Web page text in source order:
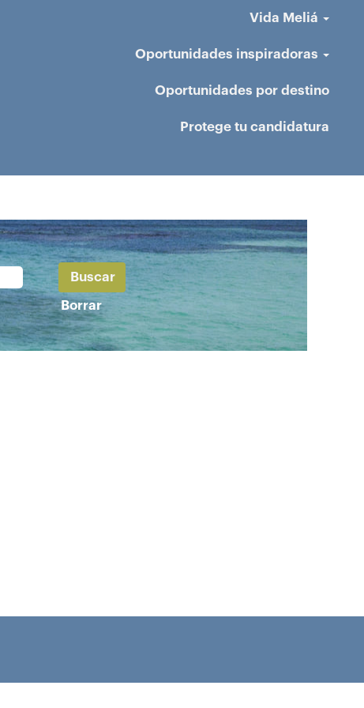
Vida Meliá
Oportunidades inspiradoras
Oportunidades por destino
Protege tu candidatura
Borrar